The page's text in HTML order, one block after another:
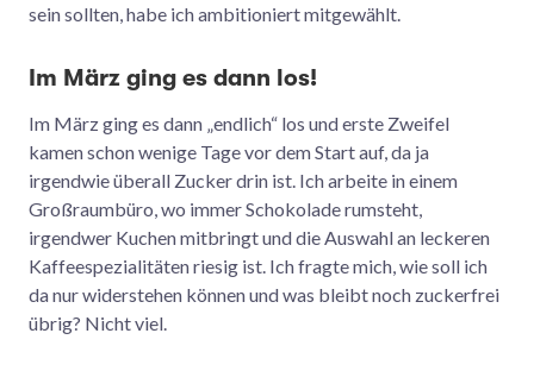
sein sollten, habe ich ambitioniert mitgewählt.
Im März ging es dann los!
Im März ging es dann „endlich“ los und erste Zweifel
kamen schon wenige Tage vor dem Start auf, da ja
irgendwie überall Zucker drin ist. Ich arbeite in einem
Großraumbüro, wo immer Schokolade rumsteht,
irgendwer Kuchen mitbringt und die Auswahl an leckeren
Kaffeespezialitäten riesig ist. Ich fragte mich, wie soll ich
da nur widerstehen können und was bleibt noch zuckerfrei
übrig? Nicht viel.